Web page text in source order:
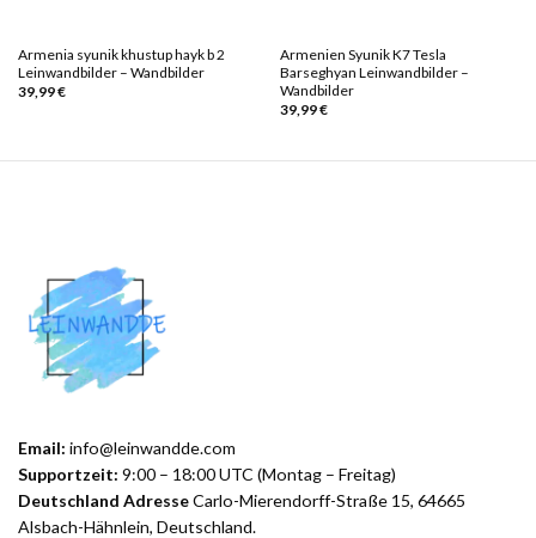
Armenia syunik khustup hayk b 2
Leinwandbilder – Wandbilder
39,99€
Armenien Syunik K7 Tesla
Barseghyan Leinwandbilder –
Wandbilder
39,99€
Email: info@leinwandde.com
Supportzeit: 9:00 – 18:00 UTC (Montag – Freitag)
Deutschland AdresseCarlo-Mierendorff-Straße 15, 64665
Alsbach-Hähnlein, Deutschland.